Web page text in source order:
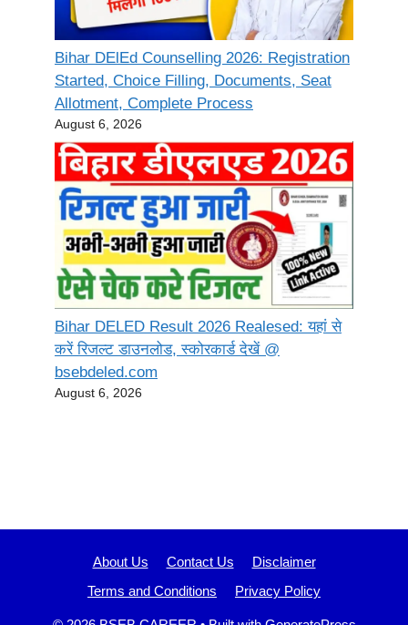
Bihar DElEd Counselling 2026: Registration
Started, Choice Filling, Documents, Seat
Allotment, Complete Process
August 6, 2026
Bihar DELED Result 2026 Realesed: यहां से
करें रिजल्ट डाउनलोड, स्कोरकार्ड देखें @
bsebdeled.com
August 6, 2026
About Us Contact Us
Disclaimer
Terms and Conditions
Privacy Policy